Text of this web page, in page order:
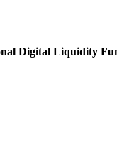
Digital Liquidity